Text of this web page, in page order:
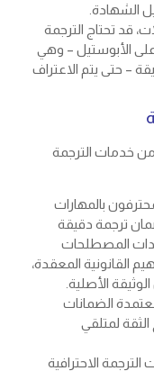
الشهادة.
قد تحتاج الترجمة
الأبوستيل – وهي
– حتى يتم الاعتراف
خدمات الترجمة
بالمهارات
ترجمة دقيقة
المصطلحات
القانونية المعقدة،
الأصلية.
الضمانات
الثقة لمتلقي
الاحترافية